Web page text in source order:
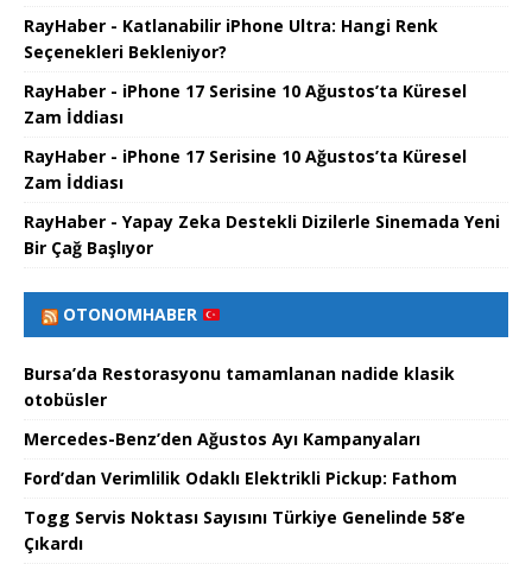
RayHaber - Katlanabilir iPhone Ultra: Hangi Renk
Seçenekleri Bekleniyor?
RayHaber - iPhone 17 Serisine 10 Ağustos’ta Küresel
Zam İddiası
RayHaber - iPhone 17 Serisine 10 Ağustos’ta Küresel
Zam İddiası
RayHaber - Yapay Zeka Destekli Dizilerle Sinemada Yeni
Bir Çağ Başlıyor
OTONOMHABER
Bursa’da Restorasyonu tamamlanan nadide klasik
otobüsler
Mercedes-Benz’den Ağustos Ayı Kampanyaları
Ford’dan Verimlilik Odaklı Elektrikli Pickup: Fathom
Togg Servis Noktası Sayısını Türkiye Genelinde 58’e
Çıkardı